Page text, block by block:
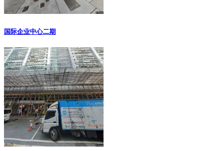
国际企业中心二期